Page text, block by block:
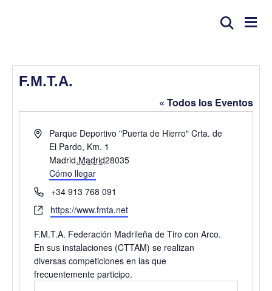
F.M.T.A.
« Todos los Eventos
D
c
c
i
n
Parque Deportivo "Puerta de Hierro" Crta. de
El Pardo, Km. 1
Madrid,Madrid28035
Cómo llegar
T
e
l
é
f
o
n
o
+34 913 768 091
W
b
s
i
t
https://www.fmta.net
F.M.T.A. Federación Madrileña de Tiro con Arco.
En sus instalaciones (CTTAM) se realizan
diversas competiciones en las que
frecuentemente participo.